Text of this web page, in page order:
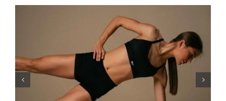
Hvad er Pilates: En
effektiv træningsform til